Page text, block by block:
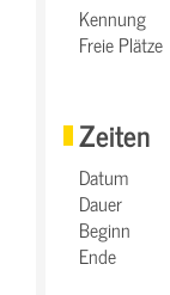
Kennung
Freie Plätze
Zeiten
Datum
Dauer
Beginn
Ende